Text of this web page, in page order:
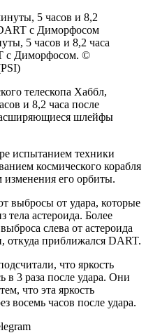
5 часов и 8,2 часа
с Диморфосом. ©
телескопа Хаббл,
и 8,2 часа после
шлейфы
испытанием техники
космического корабля
изменения его орбиты.
выбросы от удара, которые
тела астероида. Более
слева от астероида
откуда приближался DART.
что яркость
в 3 раза после удара. Они
что эта яркость
восемь часов после удара.